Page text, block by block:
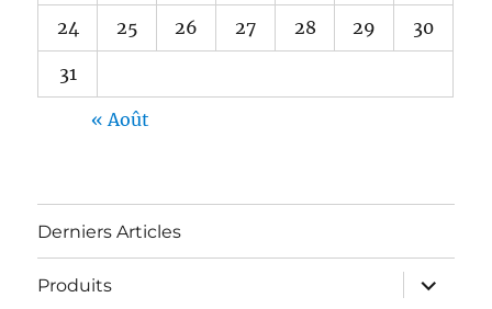
24 25 26 27 28 29 30
31
« Août
Derniers Articles
Produits
ouvrir
le